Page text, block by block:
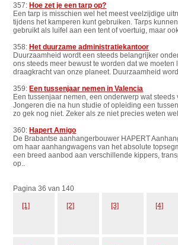
357:Hoe zet je een tarp op?
Een tarp is misschien wel het meest veelzijdige
tijdens het kamperen kunt gebruiken. Tarps
gebruikt als luifel aan een tent of voertuig, maar
358:Het duurzame administratiekantoor
Duurzaamheid wordt een steeds belangrijker
ons steeds meer bewust te worden dat we moeten
draagkracht van onze planeet. Duurzaamheid
359:Een tussenjaar nemen in Valencia
Een tussenjaar nemen, een onderwerp wat steeds
Jongeren die na hun studie of opleiding een
zo gek nog niet. Zeker als ze niet precies weten
360:Hapert Amigo
De Brabantse aanhangerbouwer HAPERT
om haar aanhangwagens van het absolute
een breed aanbod aan verschillende kippers,
op..
Pagina 36 van 140
[1] [2] [3] [4]